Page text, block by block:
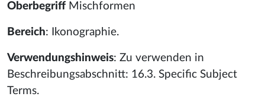
Oberbegriff Mischformen
Bereich: Ikonographie.
Verwendungshinweis: Zu verwenden in
Beschreibungsabschnitt: 16.3. Specific Subject
Terms.